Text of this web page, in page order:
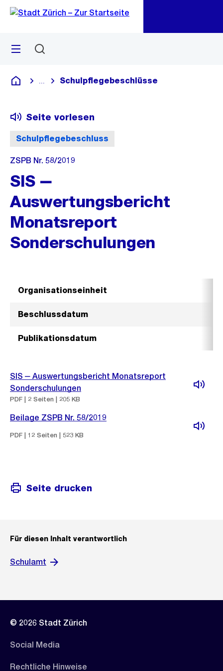
Navigation
Sprunglink
Menü
Deutsch
Blende alle Breadcrumbs ein
Schulpflegebeschlüsse
Schulpflegebeschluss
Seite vorlesen
ZSPB Nr. 58/2019
SIS ‒
Auswertungsbericht
Monatsreport
Sonderschulungen
Organisationseinheit
Beschlussdatum
Publikationsdatum
SIS ‒ Auswertungsbericht Monatsreport
Sonderschulungen
PDF | 2 Seiten | 205 KB
Beilage ZSPB Nr. 58/2019
PDF | 12 Seiten | 523 KB
Seite drucken
Für diesen Inhalt verantwortlich
Schulamt
© 2026 Stadt Zürich
Social Media
Rechtliche Hinweise